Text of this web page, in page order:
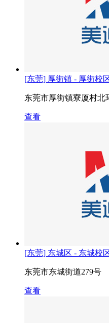
[东莞] 厚街镇 - 厚街校
东莞市厚街镇寮厦村北
查看
[东莞] 东城区 - 东城校
东莞市东城街道279号
查看